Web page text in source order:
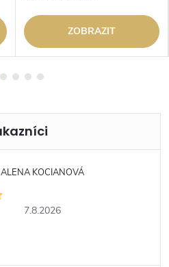
ZOBRAZIT
ALENA KOCIANOVÁ
7.8.2026